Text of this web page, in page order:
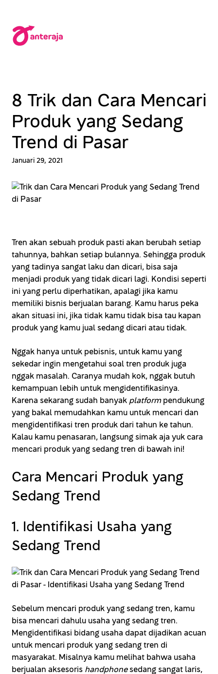
konten
8 Trik dan Cara Mencari
Produk yang Sedang
Trend di Pasar
Januari 29, 2021
Tren akan sebuah produk pasti akan berubah setiap
tahunnya, bahkan setiap bulannya. Sehingga produk
yang tadinya sangat laku dan dicari, bisa saja
menjadi produk yang tidak dicari lagi. Kondisi seperti
ini yang perlu diperhatikan, apalagi jika kamu
memiliki bisnis berjualan barang. Kamu harus peka
akan situasi ini, jika tidak kamu tidak bisa tau kapan
produk yang kamu jual sedang dicari atau tidak.
Nggak hanya untuk pebisnis, untuk kamu yang
sekedar ingin mengetahui soal tren produk juga
nggak masalah. Caranya mudah kok, nggak butuh
kemampuan lebih untuk mengidentifikasinya.
Karena sekarang sudah banyak platformpendukung
yang bakal memudahkan kamu untuk mencari dan
mengidentifikasi tren produk dari tahun ke tahun.
Kalau kamu penasaran, langsung simak aja yuk cara
mencari produk yang sedang tren di bawah ini!
Cara Mencari Produk yang
Sedang Trend
1. Identifikasi Usaha yang
Sedang Trend
Sebelum mencari produk yang sedang tren, kamu
bisa mencari dahulu usaha yang sedang tren.
Mengidentifikasi bidang usaha dapat dijadikan acuan
untuk mencari produk yang sedang tren di
masyarakat. Misalnya kamu melihat bahwa usaha
berjualan aksesoris handphonesedang sangat laris,